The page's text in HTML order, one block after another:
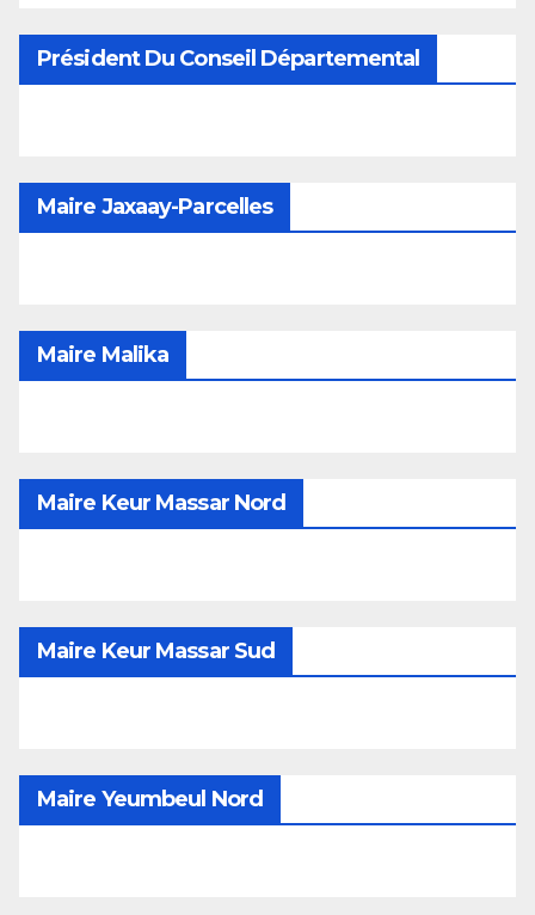
Président Du Conseil Départemental
Maire Jaxaay-Parcelles
Maire Malika
Maire Keur Massar Nord
Maire Keur Massar Sud
Maire Yeumbeul Nord